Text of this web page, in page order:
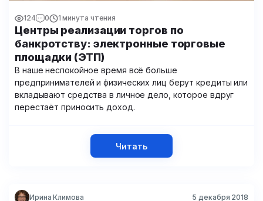
124 0 1 минута чтения
Центры реализации торгов по
банкротству: электронные торговые
площадки (ЭТП)
В наше неспокойное время всё больше
предпринимателей и физических лиц берут кредиты или
вкладывают средства в личное дело, которое вдруг
перестаёт приносить доход.
Читать
Ирина Климова 5 декабря 2018